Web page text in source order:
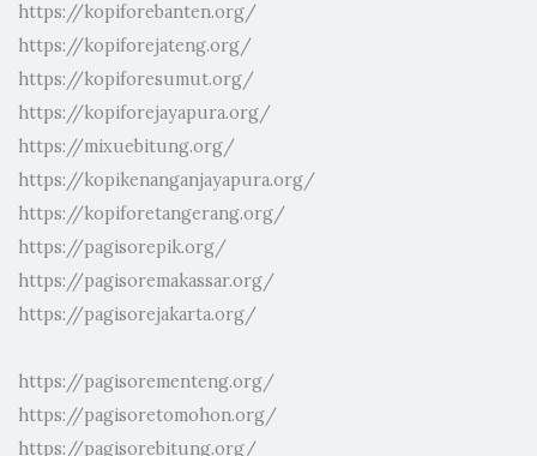
https://kopiforebanten.org/
https://kopiforejateng.org/
https://kopiforesumut.org/
https://kopiforejayapura.org/
https://mixuebitung.org/
https://kopikenanganjayapura.org/
https://kopiforetangerang.org/
https://pagisorepik.org/
https://pagisoremakassar.org/
https://pagisorejakarta.org/
https://pagisorementeng.org/
https://pagisoretomohon.org/
https://pagisorebitung.org/